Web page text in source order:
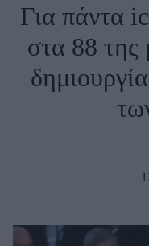
Fashion
Shopping
Styling Tips
Fashion News
Beauty News
Για πάντα
στα 88